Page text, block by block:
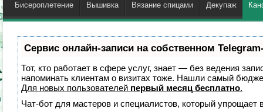
Бисероплетение Вышивка Вязание спицами Декупаж
Сервис онлайн-записи на собственном
Тот, кто работает в сфере услуг, знает — без ведения
напоминать клиентам о визитах тоже. Нашли самый
Для новых пользователей первый месяц бесплатно.
Чат-бот для мастеров и специалистов, который упрощает